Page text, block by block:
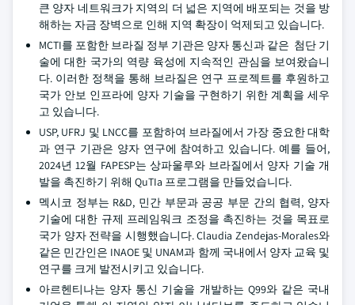
큰 양자 네트워크가 지역의 더 넓은 지역에 배포되는 것을 방
해하는 자금 장벽으로 인해 지역 확장이 억제되고 있습니다.
MCTI를 포함한 브라질 정부 기관은 양자 통신과 같은 첨단 기
술에 대한 국가의 역량 육성에 지속적인 관심을 보여왔습니
다. 이러한 정책을 통해 브라질은 연구 프로젝트를 후원하고
국가 안보 인프라에 양자 기술을 구현하기 위한 계획을 세우
고 있습니다.
USP, UFRJ 및 LNCC를 포함하여 브라질에서 가장 중요한 대학
과 연구 기관은 양자 연구에 참여하고 있습니다. 예를 들어,
2024년 12월 FAPESP는 상파울루와 브라질에서 양자 기술 개
발을 촉진하기 위해 QuTIa 프로그램을 만들었습니다.
멕시코 정부는 R&D, 민간 부문과 공공 부문 간의 협력, 양자
기술에 대한 규제 프레임워크 조정을 촉진하는 것을 목표로
국가 양자 전략을 시행했습니다. Claudia Zendejas-Morales와
같은 민간인은 INAOE 및 UNAM과 함께 국내에서 양자 교육 및
연구를 크게 발전시키고 있습니다.
아르헨티나는 양자 통신 기술을 개발하는 Q99와 같은 국내